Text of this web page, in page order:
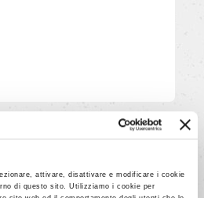
attivare, disattivare e modificare i cookie
di questo sito. Utilizziamo i cookie per
in 2 parti uguali e